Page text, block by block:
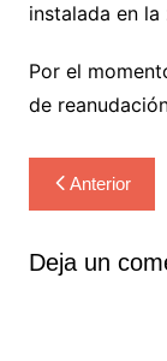
instalada en
Por el
de
de
entradas
Anterior
Deja un